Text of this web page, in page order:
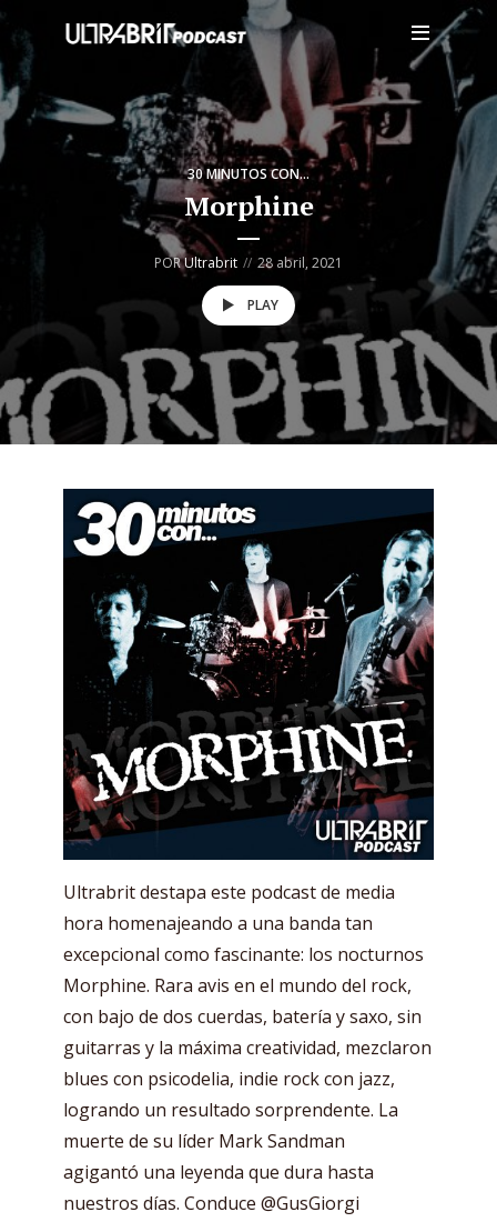
30 MINUTOS CON...
Morphine
PORUltrabrit 28 abril, 2021
PLAY
Ultrabrit destapa este podcast de media
hora homenajeando a una banda tan
excepcional como fascinante: los nocturnos
Morphine. Rara avis en el mundo del rock,
con bajo de dos cuerdas, batería y saxo, sin
guitarras y la máxima creatividad, mezclaron
blues con psicodelia, indie rock con jazz,
logrando un resultado sorprendente. La
muerte de su líder Mark Sandman
agigantó una leyenda que dura hasta
nuestros días. Conduce @GusGiorgi